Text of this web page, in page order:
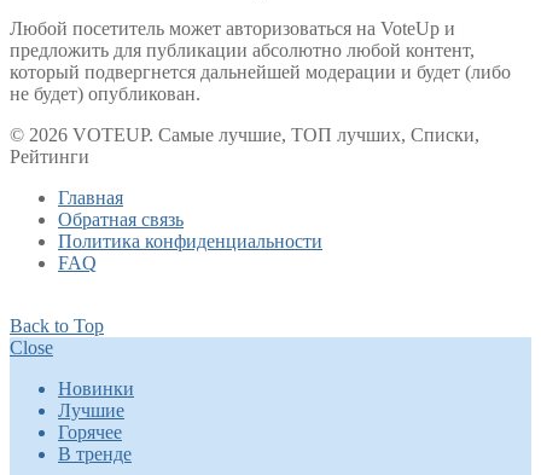
Любой посетитель может авторизоваться на VoteUp и
предложить для публикации абсолютно любой контент,
который подвергнется дальнейшей модерации и будет (либо
не будет) опубликован.
© 2026 VOTEUP. Самые лучшие, ТОП лучших, Списки,
Рейтинги
Главная
Обратная связь
Политика конфиденциальности
FAQ
Back to Top
Close
Новинки
Лучшие
Горячее
В тренде